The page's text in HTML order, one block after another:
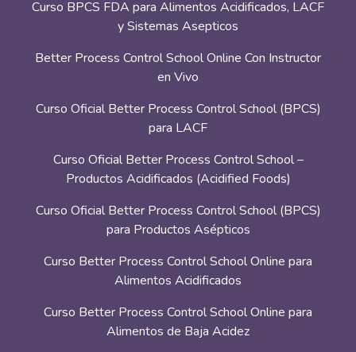
Curso BPCS FDA para Alimentos Acidificados, LACF
y Sistemas Asepticos
Better Process Control School Online Con Instructor
en Vivo
Curso Oficial Better Process Control School (BPCS)
para LACF
Curso Oficial Better Process Control School –
Productos Acidificados (Acidified Foods)
Curso Oficial Better Process Control School (BPCS)
para Productos Asépticos
Curso Better Process Control School Online para
Alimentos Acidificados
Curso Better Process Control School Online para
Alimentos de Baja Acidez